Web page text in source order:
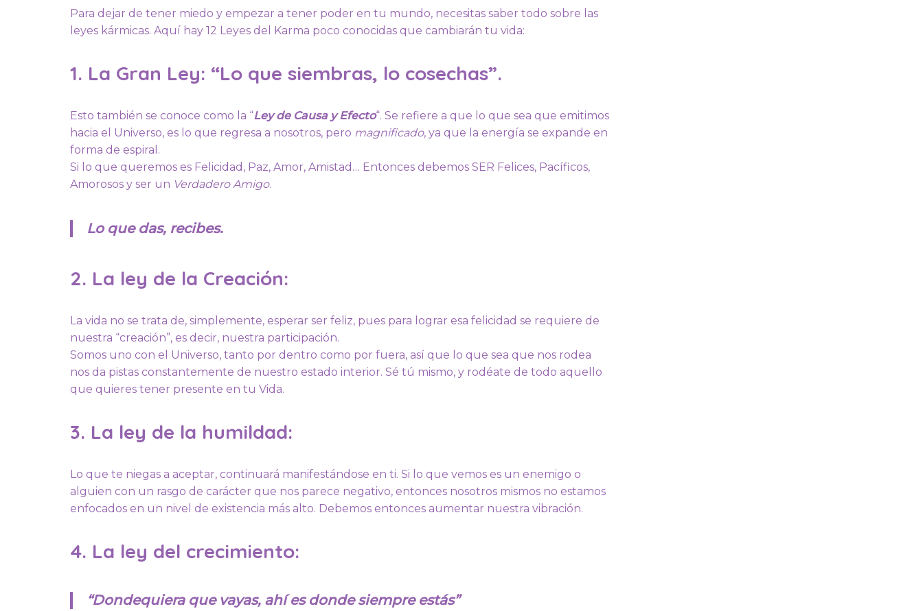
Para dejar de tener miedo y empezar a tener poder en tu mundo, necesitas saber todo sobre las
leyes kármicas. Aquí hay 12 Leyes del Karma poco conocidas que cambiarán tu vida:
1. La Gran Ley: “Lo que siembras, lo cosechas”.
Esto también se conoce como la “Ley de Causa y Efecto“. Se refiere a que lo que sea que emitimos
hacia el Universo, es lo que regresa a nosotros, pero magnificado, ya que la energía se expande en
forma de espiral.
Si lo que queremos es Felicidad, Paz, Amor, Amistad… Entonces debemos SER Felices, Pacíficos,
Amorosos y ser un Verdadero Amigo.
Lo que das, recibes.
2. La ley de la Creación:
La vida no se trata de, simplemente, esperar ser feliz, pues para lograr esa felicidad se requiere de
nuestra “creación”, es decir, nuestra participación.
Somos uno con el Universo, tanto por dentro como por fuera, así que lo que sea que nos rodea
nos da pistas constantemente de nuestro estado interior. Sé tú mismo, y rodéate de todo aquello
que quieres tener presente en tu Vida.
3. La ley de la humildad:
Lo que te niegas a aceptar, continuará manifestándose en ti. Si lo que vemos es un enemigo o
alguien con un rasgo de carácter que nos parece negativo, entonces nosotros mismos no estamos
enfocados en un nivel de existencia más alto. Debemos entonces aumentar nuestra vibración.
4. La ley del crecimiento:
“Dondequiera que vayas, ahí es donde siempre estás”